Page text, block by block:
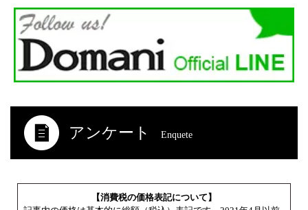
アンケート Enquete
【消費税の価格表記について】